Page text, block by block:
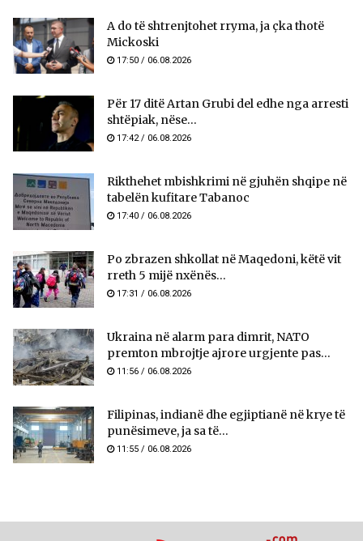
A do të shtrenjtohet rryma, ja çka thotë
Mickoski
17:50 / 06.08.2026
Për 17 ditë Artan Grubi del edhe nga arresti
shtëpiak, nëse...
17:42 / 06.08.2026
Rikthehet mbishkrimi në gjuhën shqipe në
tabelën kufitare Tabanoc
17:40 / 06.08.2026
Po zbrazen shkollat në Maqedoni, këtë vit
rreth 5 mijë nxënës...
17:31 / 06.08.2026
Ukraina në alarm para dimrit, NATO
premton mbrojtje ajrore urgjente pas...
11:56 / 06.08.2026
Filipinas, indianë dhe egjiptianë në krye të
punësimeve, ja sa të...
11:55 / 06.08.2026